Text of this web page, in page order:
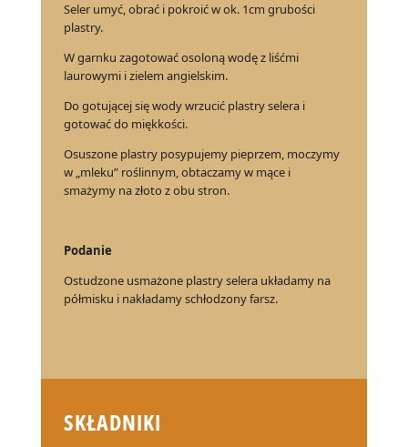
Seler umyć, obrać i pokroić w ok. 1cm grubości
plastry.
W garnku zagotować osoloną wodę z liśćmi
laurowymi i zielem angielskim.
Do gotującej się wody wrzucić plastry selera i
gotować do miękkości.
Osuszone plastry posypujemy pieprzem, moczymy
w „mleku” roślinnym, obtaczamy w mące i
smażymy na złoto z obu stron.
Podanie
Ostudzone usmażone plastry selera układamy na
półmisku i nakładamy schłodzony farsz.
SKŁADNIKI